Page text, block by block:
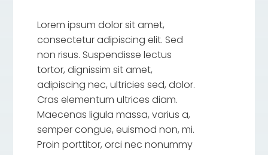
Lorem ipsum dolor sit amet,
consectetur adipiscing elit. Sed
non risus. Suspendisse lectus
tortor, dignissim sit amet,
adipiscing nec, ultricies sed, dolor.
Cras elementum ultrices diam.
Maecenas ligula massa, varius a,
semper congue, euismod non, mi.
Proin porttitor, orci nec nonummy